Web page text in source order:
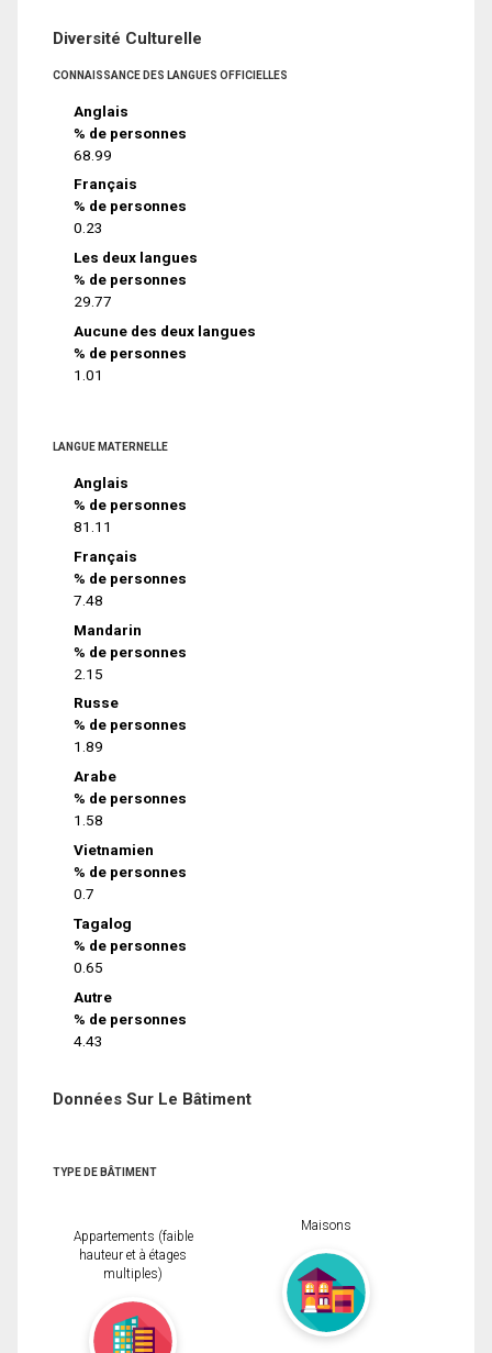
Diversité Culturelle
CONNAISSANCE DES LANGUES OFFICIELLES
Anglais
% de personnes
68.99
Français
% de personnes
0.23
Les deux langues
% de personnes
29.77
Aucune des deux langues
% de personnes
1.01
LANGUE MATERNELLE
Anglais
% de personnes
81.11
Français
% de personnes
7.48
Mandarin
% de personnes
2.15
Russe
% de personnes
1.89
Arabe
% de personnes
1.58
Vietnamien
% de personnes
0.7
Tagalog
% de personnes
0.65
Autre
% de personnes
4.43
Données Sur Le Bâtiment
TYPE DE BÂTIMENT
Appartements (faible
hauteur et à étages
multiples)
Maisons